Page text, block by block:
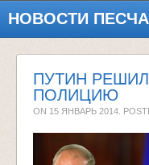
НОВОСТИ
ПУТИН
ПОЛИЦИЮ
ON 15 ЯНВАРЬ 2014 .